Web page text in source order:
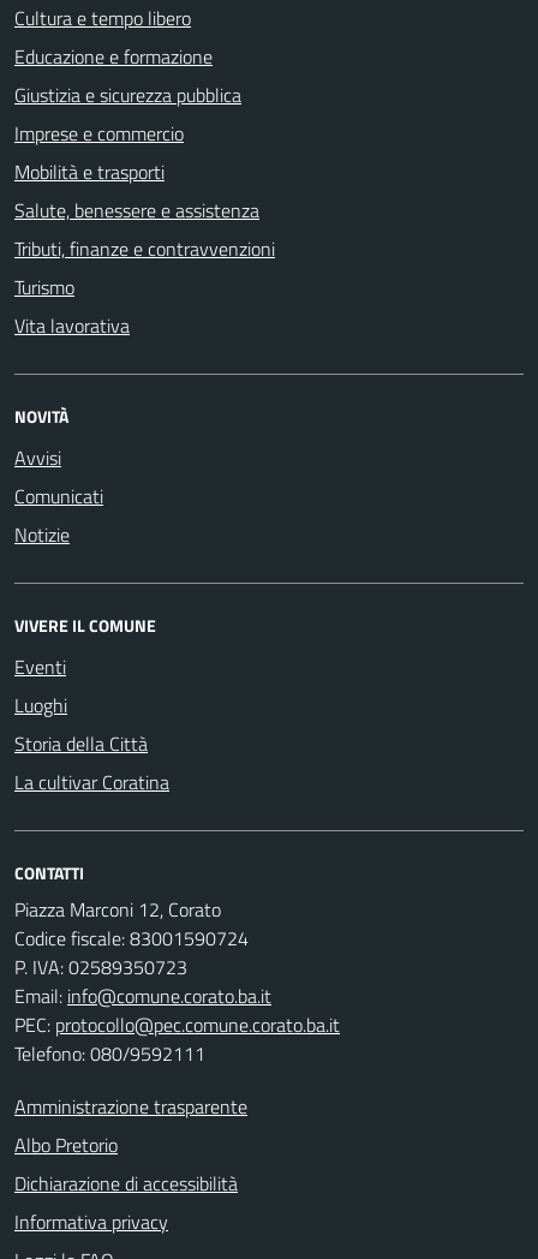
Cultura e tempo libero
Educazione e formazione
Giustizia e sicurezza pubblica
Imprese e commercio
Mobilità e trasporti
Salute, benessere e assistenza
Tributi, finanze e contravvenzioni
Turismo
Vita lavorativa
NOVITÀ
Avvisi
Comunicati
Notizie
VIVERE IL COMUNE
Eventi
Luoghi
Storia della Città
La cultivar Coratina
CONTATTI
Piazza Marconi 12, Corato
Codice fiscale: 83001590724
P. IVA: 02589350723
Email: info@comune.corato.ba.it
PEC: protocollo@pec.comune.corato.ba.it
Telefono: 080/9592111
Amministrazione trasparente
Albo Pretorio
Dichiarazione di accessibilità
Informativa privacy